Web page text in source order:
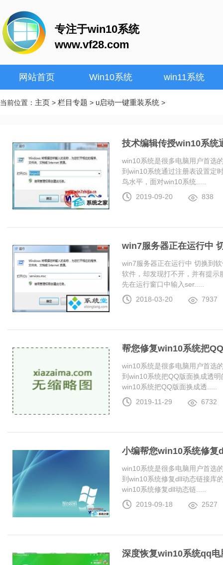
专注于win10系统
www.vf28.com
网站首页 Win10系统 win11系统
当前位置： 主页 > 栏目专题 > u启动一键重装系统 >
技术编辑传授win10系统
win10系统是很多电脑用户首选
到win10系统通过注册表设置定
鸟水平，面对win10系统.....
2019-09-20
838
win7服务器正在运行中
win7服务器正在运行中 切换到
软件，却发现打不开，并有提
先在运行窗口中输入ser.....
2018-03-20
7937
帮您修复win10系统把
win10系统是很多电脑用户首选
到win10系统把QQ版面换成透
win10系统把QQ版面换成透.....
2019-11-29
6732
小编帮您win10系统修复
win10系统是很多电脑用户首选
到win10系统修复dll动态链接库
win10系统修复dll动态链.....
2019-09-18
2527
深度恢复win10系统qq